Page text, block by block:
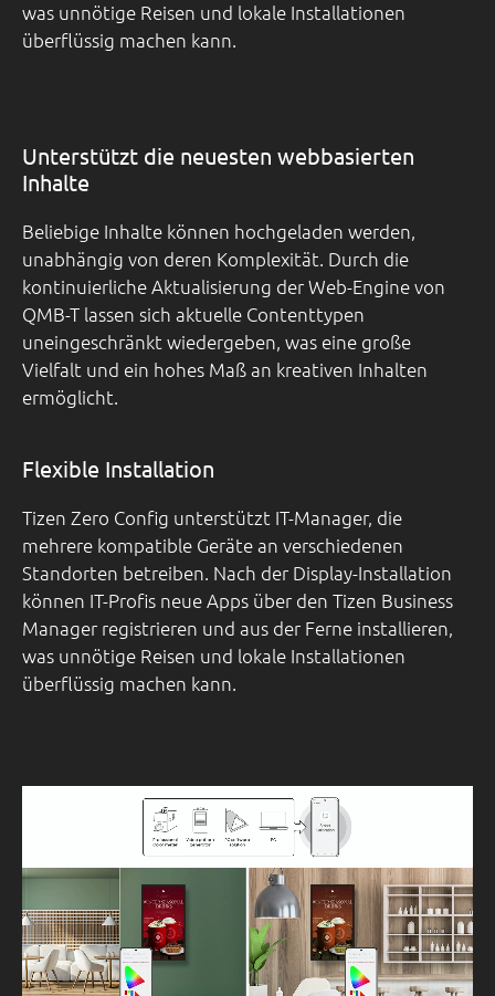
was unnötige Reisen und lokale Installationen
überflüssig machen kann.
Unterstützt die neuesten webbasierten
Inhalte
Beliebige Inhalte können hochgeladen werden,
unabhängig von deren Komplexität. Durch die
kontinuierliche Aktualisierung der Web-Engine von
QMB-T lassen sich aktuelle Contenttypen
uneingeschränkt wiedergeben, was eine große
Vielfalt und ein hohes Maß an kreativen Inhalten
ermöglicht.
Flexible Installation
Tizen Zero Config unterstützt IT-Manager, die
mehrere kompatible Geräte an verschiedenen
Standorten betreiben. Nach der Display-Installation
können IT-Profis neue Apps über den Tizen Business
Manager registrieren und aus der Ferne installieren,
was unnötige Reisen und lokale Installationen
überflüssig machen kann.